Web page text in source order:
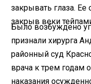
закрывать глаза. Ее
закрыв веки
Было возбуждено
признали хирурга
районный суд
врача к трем годам
наказания